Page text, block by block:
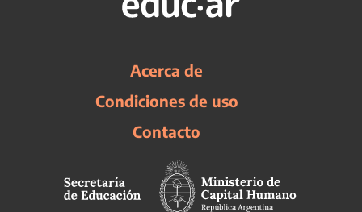
Acerca de
Condiciones de uso
Contacto